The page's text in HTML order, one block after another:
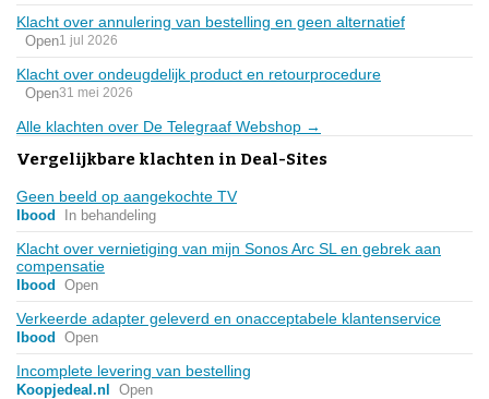
Klacht over annulering van bestelling en geen alternatief
Open1 jul 2026
Klacht over ondeugdelijk product en retourprocedure
Open31 mei 2026
Alle klachten over De Telegraaf Webshop →
Vergelijkbare klachten in Deal-Sites
Geen beeld op aangekochte TV
Ibood In behandeling
Klacht over vernietiging van mijn Sonos Arc SL en gebrek aan
compensatie
Ibood Open
Verkeerde adapter geleverd en onacceptabele klantenservice
Ibood Open
Incomplete levering van bestelling
Koopjedeal.nl Open